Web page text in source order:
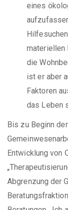
eines
materiellen
die
ist er aber
Faktoren
das Leben
Bis zu Beginn
Entwicklung von
Abgrenzung der